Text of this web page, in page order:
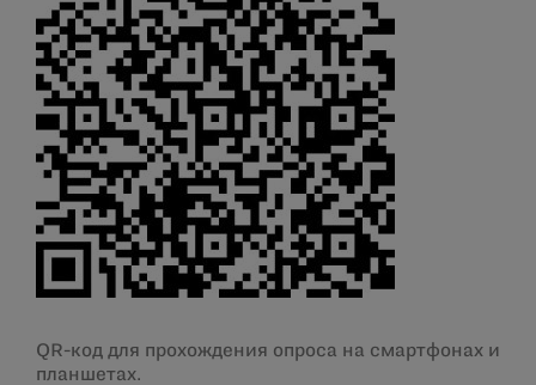
QR-код для прохождения опроса на смартфонах и
планшетах.